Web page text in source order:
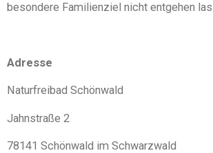
besondere Familienziel nicht entgehen
Adresse
Naturfreibad Schönwald
Jahnstraße 2
78141 Schönwald im Schwarzwald